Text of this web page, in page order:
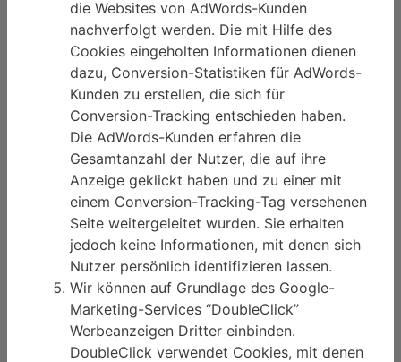
die Websites von AdWords-Kunden
nachverfolgt werden. Die mit Hilfe des
Cookies eingeholten Informationen dienen
dazu, Conversion-Statistiken für AdWords-
Kunden zu erstellen, die sich für
Conversion-Tracking entschieden haben.
Die AdWords-Kunden erfahren die
Gesamtanzahl der Nutzer, die auf ihre
Anzeige geklickt haben und zu einer mit
einem Conversion-Tracking-Tag versehenen
Seite weitergeleitet wurden. Sie erhalten
jedoch keine Informationen, mit denen sich
Nutzer persönlich identifizieren lassen.
Wir können auf Grundlage des Google-
Marketing-Services “DoubleClick”
Werbeanzeigen Dritter einbinden.
DoubleClick verwendet Cookies, mit denen